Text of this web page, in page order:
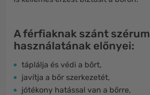
A férfiaknak szánt szérum
használatának előnyei:
táplálja és védi a bőrt,
javítja a bőr szerkezetét,
jótékony hatással van a bőrre,